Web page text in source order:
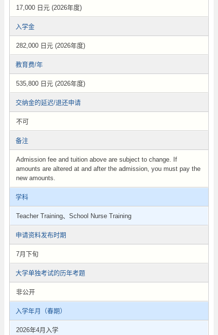
17,000 日元 (2026年度)
入学金
282,000 日元 (2026年度)
教育费/年
535,800 日元 (2026年度)
交纳金的延迟/退还申请
不可
备注
Admission fee and tuition above are subject to change. If
amounts are altered at and after the admission, you must pay the
new amounts.
学科
Teacher Training、School Nurse Training
申请资料发布时期
7月下旬
大学单独考试的历年考题
非公开
入学年月（春期）
2026年4月入学